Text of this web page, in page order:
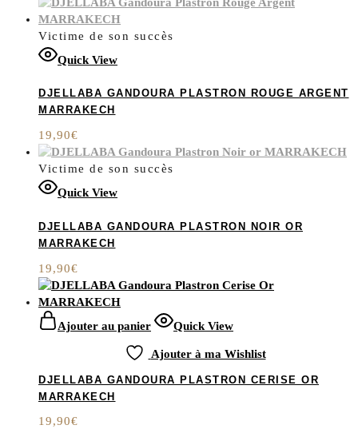
Victime de son succès
Quick View
DJELLABA GANDOURA PLASTRON ROUGE ARGENT
MARRAKECH
19,90€
Victime de son succès
Quick View
DJELLABA GANDOURA PLASTRON NOIR OR
MARRAKECH
19,90€
Ajouter au panier Quick View
Ajouter à ma Wishlist
DJELLABA GANDOURA PLASTRON CERISE OR
MARRAKECH
19,90€